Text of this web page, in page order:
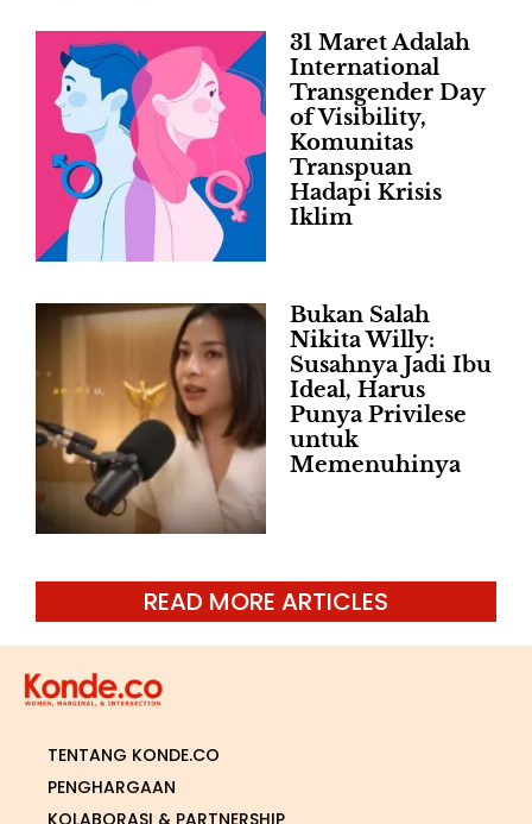
31 Maret Adalah
International
Transgender Day
of Visibility,
Komunitas
Transpuan
Hadapi Krisis
Iklim
Bukan Salah
Nikita Willy:
Susahnya Jadi Ibu
Ideal, Harus
Punya Privilese
untuk
Memenuhinya
READ MORE ARTICLES
TENTANG KONDE.CO
PENGHARGAAN